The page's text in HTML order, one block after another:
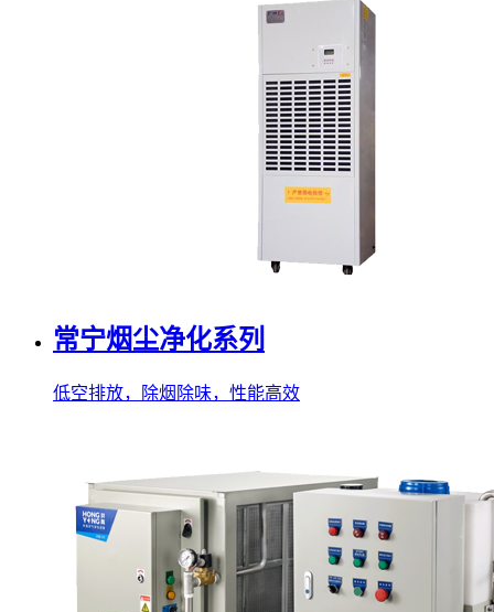
常宁烟尘净化系列
低空排放，除烟除味，性能高效